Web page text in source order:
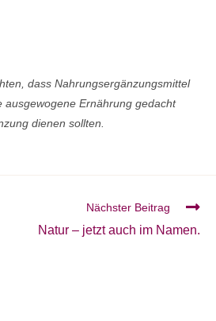
dass Nahrungsergänzungsmittel
ausgewogene Ernährung gedacht
dienen sollten.
Nächster Beitrag
Natur – jetzt auch im Namen.